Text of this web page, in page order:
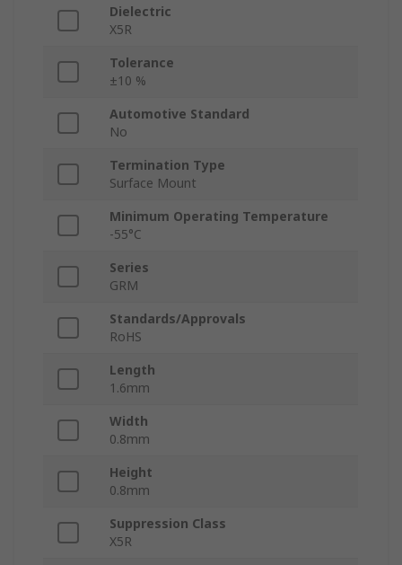
Dielectric
X5R
Tolerance
±10 %
Automotive Standard
No
Termination Type
Surface Mount
Minimum Operating Temperature
-55°C
Series
GRM
Standards/Approvals
RoHS
Length
1.6mm
Width
0.8mm
Height
0.8mm
Suppression Class
X5R